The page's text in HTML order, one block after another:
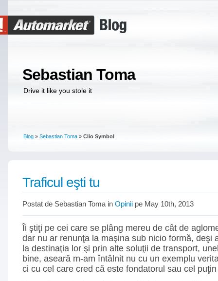
Sebastian Toma
Drive it like you stole it
Blog » Sebastian Toma » Clio Symbol
Traficul eşti tu
Postat de Sebastian Toma in Opinii pe May 10th, 2013
Îi ştiţi pe cei care se plâng mereu de cât de
dar nu ar renunţa la maşina sub nicio formă, deşi
la destinaţia lor şi prin alte soluţii de transport,
bine, aseară m-am întâlnit nu cu un exemplu
ci cu cel care cred că este fondatorul sau cel puţin